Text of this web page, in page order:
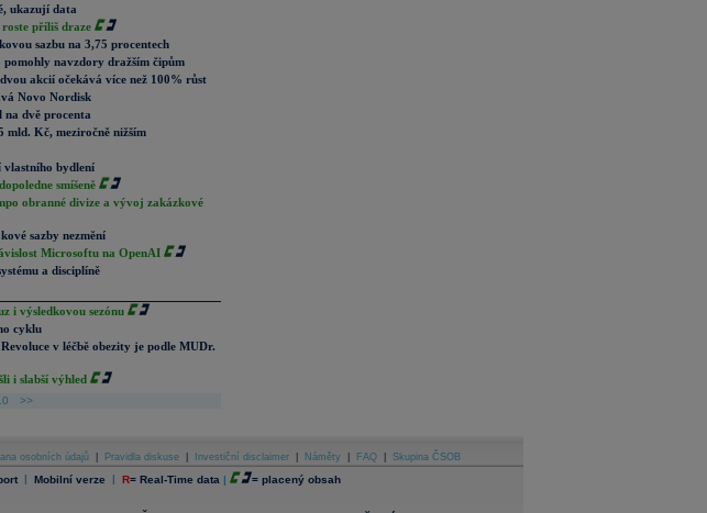
ukazují data
příliš draze
sazbu na 3,75 procentech
navzdory dražším čipům
akcií očekává více než 100% růst
Novo Nordisk
dvě procenta
mld. Kč, meziročně nižším
vlastního bydlení
smíšeně
obranné divize a vývoj zakázkové
sazby nezmění
Microsoftu na OpenAI
a disciplíně
i výsledkovou sezónu
cyklu
v léčbě obezity je podle MUDr.
i slabší výhled
>>
osobních údajů Pravidla diskuse Investiční disclaimer Náměty FAQ Skupina ČSOB
| Mobilní verze | R= Real-Time data | = placený obsah